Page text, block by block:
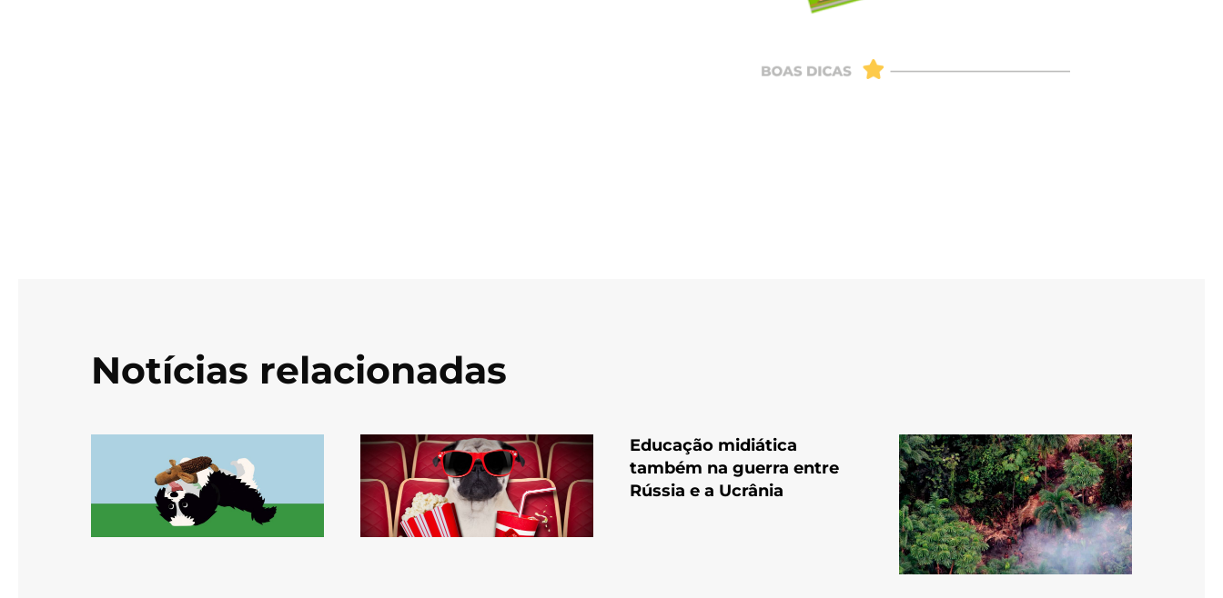
Notícias relacionadas
Educação midiática
também na guerra entre
Rússia e a Ucrânia